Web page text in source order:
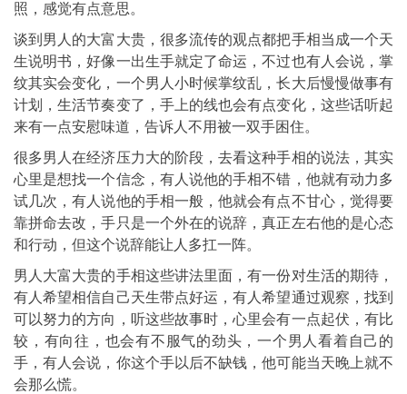
照，感觉有点意思。
谈到男人的大富大贵，很多流传的观点都把手相当成一个天
生说明书，好像一出生手就定了命运，不过也有人会说，掌
纹其实会变化，一个男人小时候掌纹乱，长大后慢慢做事有
计划，生活节奏变了，手上的线也会有点变化，这些话听起
来有一点安慰味道，告诉人不用被一双手困住。
很多男人在经济压力大的阶段，去看这种手相的说法，其实
心里是想找一个信念，有人说他的手相不错，他就有动力多
试几次，有人说他的手相一般，他就会有点不甘心，觉得要
靠拼命去改，手只是一个外在的说辞，真正左右他的是心态
和行动，但这个说辞能让人多扛一阵。
男人大富大贵的手相这些讲法里面，有一份对生活的期待，
有人希望相信自己天生带点好运，有人希望通过观察，找到
可以努力的方向，听这些故事时，心里会有一点起伏，有比
较，有向往，也会有不服气的劲头，一个男人看着自己的
手，有人会说，你这个手以后不缺钱，他可能当天晚上就不
会那么慌。